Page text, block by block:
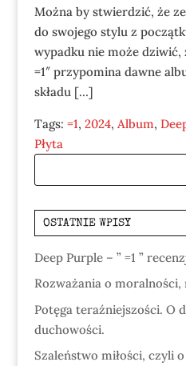
Można by stwierdzić, że
do swojego stylu z
wypadku nie może dziwić,
=1″ przypomina dawne
składu […]
Tags: =1, 2024, Album,
Płyta
OSTATNIE WPISY
Deep Purple – ” =1 ”
Rozważania o
Potęga teraźniejszości. O
duchowości.
Szaleństwo miłości, czyli